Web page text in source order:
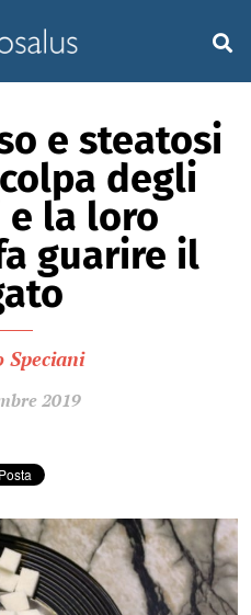
e steatosi
degli
e la loro
guarire il
2019